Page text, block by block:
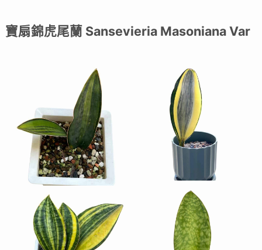
寶扇錦虎尾蘭 Sansevieria Masoniana Var